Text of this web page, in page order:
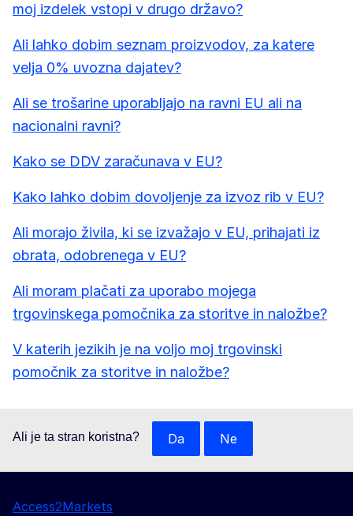
moj izdelek vstopi v drugo državo?
Ali lahko dobim seznam proizvodov, za katere
velja 0% uvozna dajatev?
Ali se trošarine uporabljajo na ravni EU ali na
nacionalni ravni?
Kako se DDV zaračunava v EU?
Kako lahko dobim dovoljenje za izvoz rib v EU?
Ali morajo živila, ki se izvažajo v EU, prihajati iz
obrata, odobrenega v EU?
Ali moram plačati za uporabo mojega
trgovinskega pomočnika za storitve in naložbe?
V katerih jezikih je na voljo moj trgovinski
pomočnik za storitve in naložbe?
Ali je ta stran koristna? Da Ne
Access2Markets